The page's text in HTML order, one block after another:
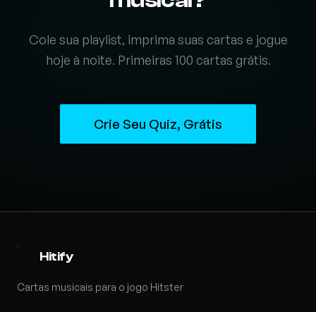
Cole sua playlist, imprima suas cartas e jogue
hoje à noite. Primeiras 100 cartas grátis.
Crie Seu Quiz, Grátis
Hitify
Cartas musicais para o jogo Hitster